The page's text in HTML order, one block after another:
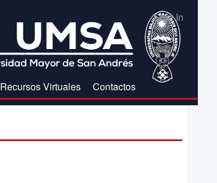
Sign In
Recursos Virtuales Contactos